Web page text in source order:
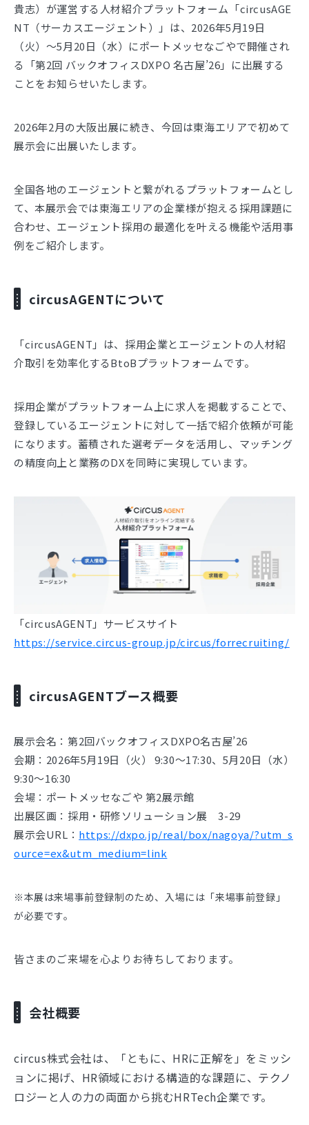
貴志）が運営する人材紹介プラットフォーム「circusAGE
NT（サーカスエージェント）」は、2026年5月19日
（火）～5月20日（水）にポートメッセなごやで開催され
る「第2回 バックオフィスDXPO 名古屋’26」に出展する
ことをお知らせいたします。
2026年2月の大阪出展に続き、今回は東海エリアで初めて
展示会に出展いたします。
全国各地のエージェントと繋がれるプラットフォームとし
て、本展示会では東海エリアの企業様が抱える採用課題に
合わせ、エージェント採用の最適化を叶える機能や活用事
例をご紹介します。
circusAGENTについて
「circusAGENT」は、採用企業とエージェントの人材紹
介取引を効率化するBtoBプラットフォームです。
採用企業がプラットフォーム上に求人を掲載することで、
登録しているエージェントに対して一括で紹介依頼が可能
になります。蓄積された選考データを活用し、マッチング
の精度向上と業務のDXを同時に実現しています。
「circusAGENT」サービスサイト
https://service.circus-group.jp/circus/forrecruiting/
circusAGENTブース概要
展示会名：第2回バックオフィスDXPO名古屋’26
会期：2026年5月19日（火） 9:30～17:30、5月20日（水）
9:30～16:30
会場：ポートメッセなごや 第2展示館
出展区画：採用・研修ソリューション展 3-29
展示会URL： https://dxpo.jp/real/box/nagoya/?utm_s
ource=ex&utm_medium=link
※本展は来場事前登録制のため、入場には「来場事前登録」
が必要です。
皆さまのご来場を心よりお待ちしております。
会社概要
circus株式会社は、「ともに、HRに正解を」をミッシ
ョンに掲げ、HR領域における構造的な課題に、テクノ
ロジーと人の力の両面から挑むHRTech企業です。